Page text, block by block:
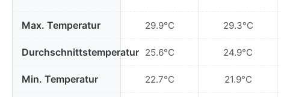
Max. Temperatur
Durchschnittstemperatur
Min. Temperatur
29.9°C
25.6°C
22.7°C
29.3°C
24.9°C
21.9°C